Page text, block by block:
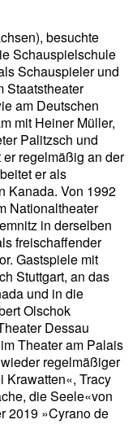
besuchte
Schauspielschule
Schauspieler und
Staatstheater
am Deutschen
mit Heiner Müller,
Palitzsch und
er regelmäßig an der
er als
Kanada. Von 1992
Nationaltheater
in derselben
freischaffender
Gastspiele mit
Stuttgart, an das
und in die
Olschok
Dessau
Theater am Palais
regelmäßiger
Krawatten«, Tracy
die Seele«von
2019 »Cyrano de